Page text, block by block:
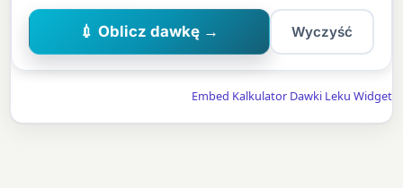
💉 Oblicz dawkę → Wyczyść
Embed Kalkulator Dawki Leku Widget